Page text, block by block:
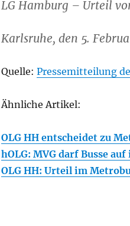
LG Hamburg – Urteil
Karlsruhe, den 5.
Quelle: Pressemitteilung
Ähnliche Artikel:
OLG HH entscheidet zu
hOLG: MVG darf Busse
OLG HH: Urteil im